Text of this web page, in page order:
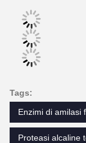
Tags:
Enzimi di amilasi
Proteasi alcaline